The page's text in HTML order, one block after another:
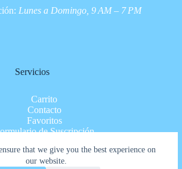
that we give you the best experience on
our website.
Lunes a Domingo, 9 AM – 7 PM
Servicios
Carrito
Contacto
Favoritos
de Suscripción
Nosotros
Pagina de pago